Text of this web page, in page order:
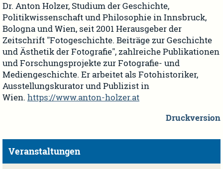
Dr. Anton Holzer, Studium der Geschichte,
Politikwissenschaft und Philosophie in Innsbruck,
Bologna und Wien, seit 2001 Herausgeber der
Zeitschrift "Fotogeschichte. Beiträge zur Geschichte
und Ästhetik der Fotografie", zahlreiche Publikationen
und Forschungsprojekte zur Fotografie- und
Mediengeschichte. Er arbeitet als Fotohistoriker,
Ausstellungskurator und Publizist in
Wien. https://www.anton-holzer.at
Druckversion
Veranstaltungen